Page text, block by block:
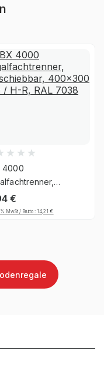
Verwendung
für den
Stecksystem
175 kg
Oberkante
4000
400x300
H-R, RAL 7038
€
MwSt / Brutto :14,21€